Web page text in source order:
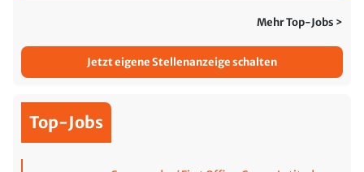
Mehr Top-Jobs >
Jetzt eigene Stellenanzeige schalten
Top-Jobs